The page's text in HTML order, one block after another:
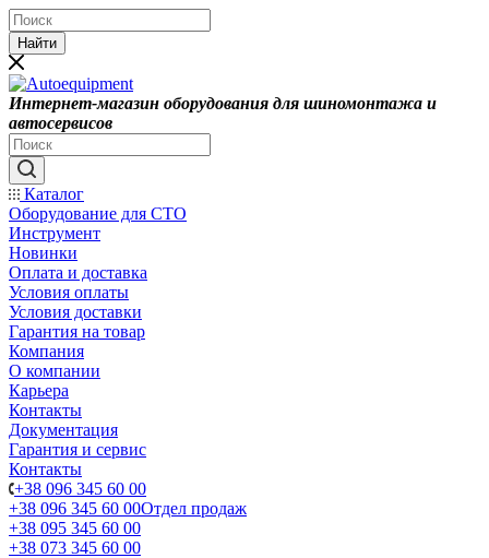
Найти
Интернет-магазин оборудования для шиномонтажа и
автосервисов
Каталог
Оборудование для СТО
Инструмент
Новинки
Оплата и доставка
Условия оплаты
Условия доставки
Гарантия на товар
Компания
О компании
Карьера
Контакты
Документация
Гарантия и сервис
Контакты
+38 096 345 60 00
+38 096 345 60 00Отдел продаж
+38 095 345 60 00
+38 073 345 60 00